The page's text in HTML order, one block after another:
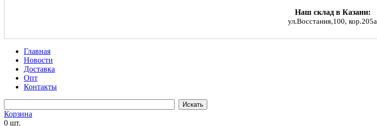
Наш склад в Казани:
ул.Восстания,100, кор.205а
Главная
Новости
Доставка
Опт
Контакты
Корзина
0 шт.